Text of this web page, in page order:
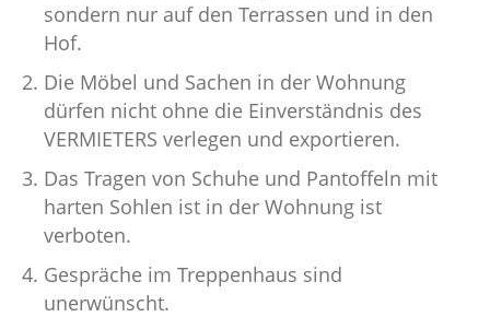
sondern nur auf den Terrassen und in den
Hof.
Die Möbel und Sachen in der Wohnung
dürfen nicht ohne die Einverständnis des
VERMIETERS verlegen und exportieren.
Das Tragen von Schuhe und Pantoffeln mit
harten Sohlen ist in der Wohnung ist
verboten.
Gespräche im Treppenhaus sind
unerwünscht.